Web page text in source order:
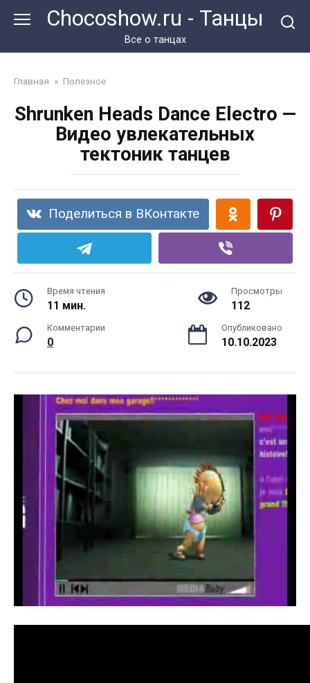
Chocoshow.ru - Танцы
Все о танцах
Главная » Полезное
Shrunken Heads Dance Electro —
Видео увлекательных
тектоник танцев
Поделиться в ВКонтакте
Время чтения
11 мин.
Просмотры
112
Комментарии
0
Опубликовано
10.10.2023